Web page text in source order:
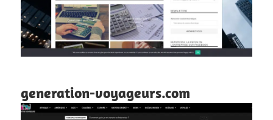
generation-voyageurs.com